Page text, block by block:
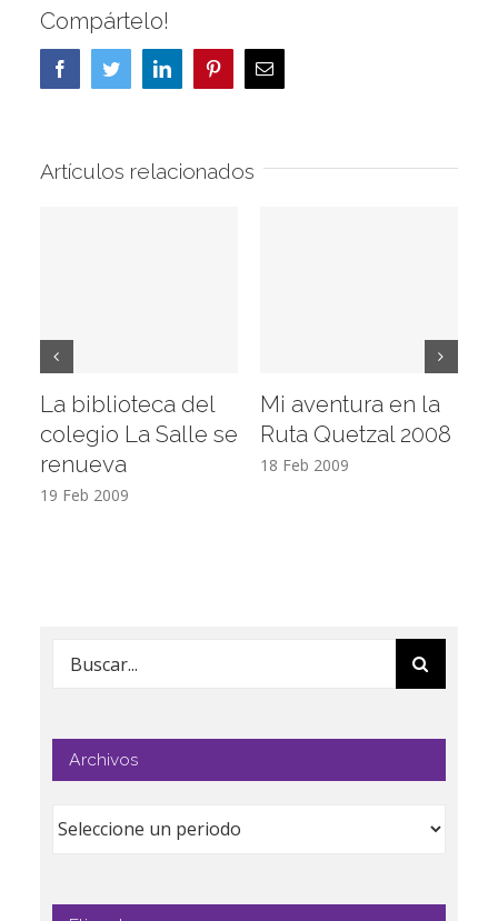
Compártelo!
FacebookTwitterLinkedInPinterestCorreo
electrónico
Artículos relacionados
La biblioteca del
colegio La Salle se
renueva
19 Feb 2009
Mi aventura en la
Ruta Quetzal 2008
18 Feb 2009
Buscar:
Archivos